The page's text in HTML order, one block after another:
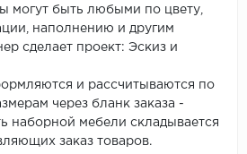
могут быть любыми по цвету,
наполнению и другим
сделает проект: Эскиз и
и рассчитываются по
через бланк заказа -
наборной мебели складывается
заказ товаров.